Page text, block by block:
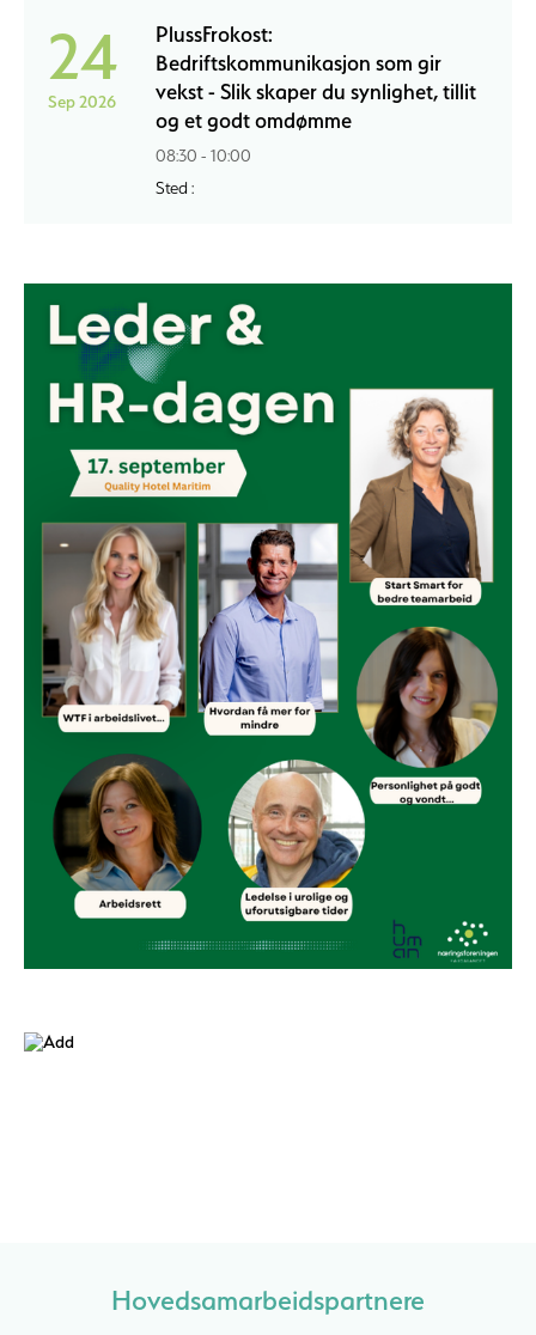
24
Sep 2026
PlussFrokost:
Bedriftskommunikasjon som gir
vekst - Slik skaper du synlighet, tillit
og et godt omdømme
08:30 - 10:00
Sted :
Hovedsamarbeidspartnere